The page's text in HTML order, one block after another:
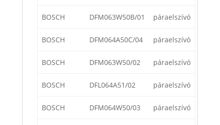
BOSCH DFM063W50B/01 páraelszívó
BOSCH DFM064A50C/04 páraelszívó
BOSCH DFM063W50/02 páraelszívó
BOSCH DFL064A51/02 páraelszívó
BOSCH DFM064W50/03 páraelszívó